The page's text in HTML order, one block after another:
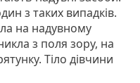
з таких випадків.
на надувному
з поля зору, на
Тіло дівчини